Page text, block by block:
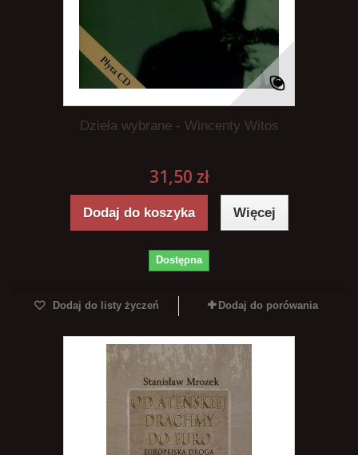
Dzieła wybrane - Wincenty Witos
31,50 zł
Dodaj do koszyka Więcej
Dostępna
Dodaj do listy życzeń Dodaj do porówania